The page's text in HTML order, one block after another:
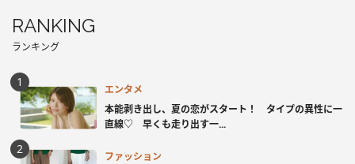
RANKING
ランキング
エンタメ
本能剥き出し、夏の恋がスタート！ タイプの異性に一
直線♡ 早くも走り出す一...
ファッション